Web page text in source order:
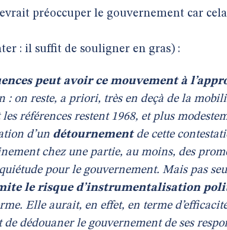
préoccuper le gouvernement car
: il suffit de souligner en gras) :
peut avoir ce mouvement à
: on reste, a priori, très en deçà de la
références restent 1968, et plus
d’un détournement de cette
chez une partie, au moins, des
pour le gouvernement. Mais pas
le risque d’instrumentalisation
Elle aurait, en effet, en terme
dédouaner le gouvernement de ses